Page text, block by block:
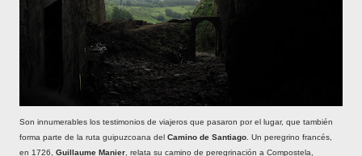
Son innumerables los testimonios de viajeros que pasaron por el lugar, que también
forma parte de la ruta guipuzcoana del Camino de Santiago Un peregrino francés,
en 1726, Guillaume Manier , relata su camino de peregrinación a Compostela,